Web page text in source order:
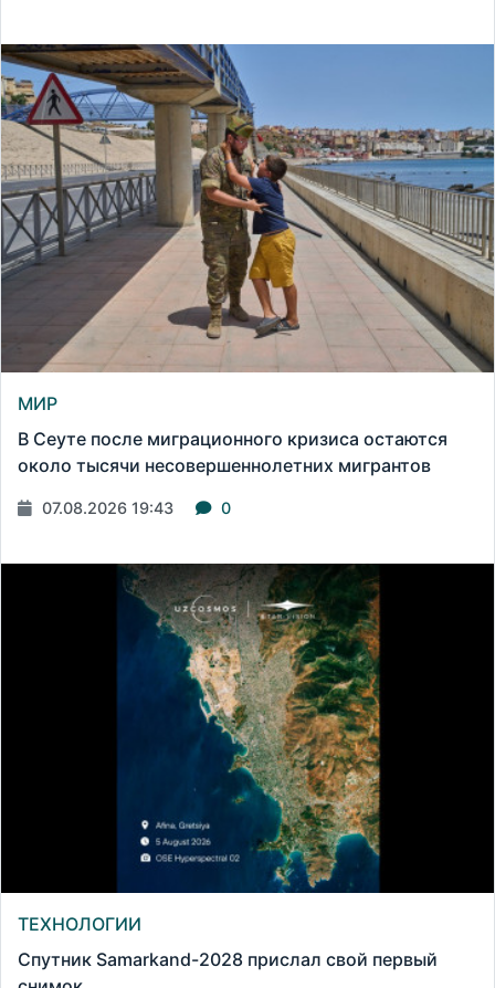
МИР
В Сеуте после миграционного кризиса остаются
около тысячи несовершеннолетних мигрантов
07.08.2026 19:43 0
ТЕХНОЛОГИИ
Спутник Samarkand-2028 прислал свой первый